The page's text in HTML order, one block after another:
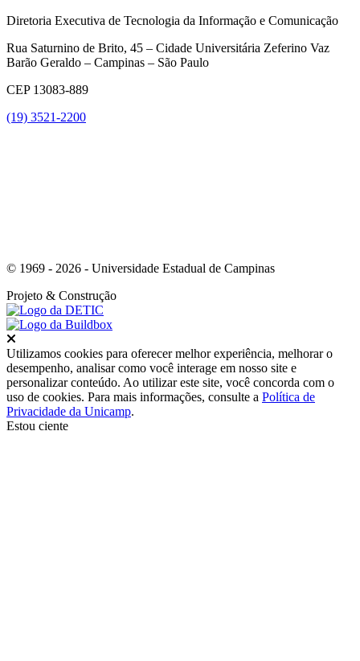
Diretoria Executiva de Tecnologia da Informação e Comunicação
Rua Saturnino de Brito, 45 – Cidade Universitária Zeferino Vaz
Barão Geraldo – Campinas – São Paulo
CEP 13083-889
(19) 3521-2200
© 1969 - 2026 - Universidade Estadual de Campinas
Projeto & Construção
Utilizamos cookies para oferecer melhor experiência, melhorar o
desempenho, analisar como você interage em nosso site e
personalizar conteúdo. Ao utilizar este site, você concorda com o
uso de cookies. Para mais informações, consulte a Política de
Privacidade da Unicamp.
Estou ciente